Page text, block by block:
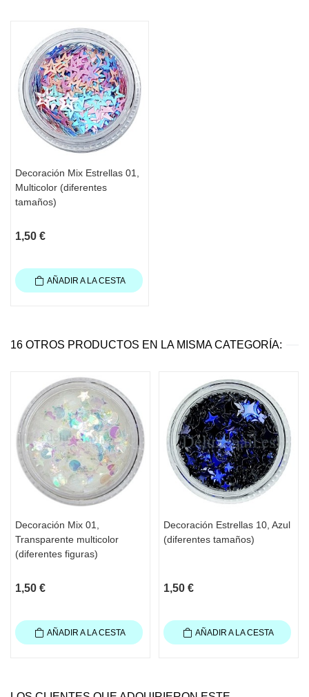
Decoración Mix Estrellas 01,
Multicolor (diferentes
tamaños)
1,50 €
AÑADIR A LA CESTA
16 OTROS PRODUCTOS EN LA MISMA CATEGORÍA:
Decoración Mix 01,
Transparente multicolor
(diferentes figuras)
1,50 €
AÑADIR A LA CESTA
Decoración Estrellas 10, Azul
(diferentes tamaños)
1,50 €
AÑADIR A LA CESTA